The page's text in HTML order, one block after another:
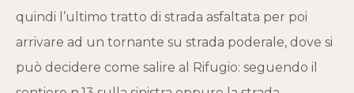
quindi l’ultimo tratto di strada asfaltata per poi
arrivare ad un tornante su strada poderale, dove si
può decidere come salire al Rifugio: seguendo il